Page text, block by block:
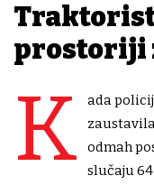
Traktorist
prostoriji
K
ada
odmah
slučaju